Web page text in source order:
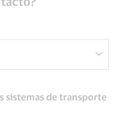
sistemas de transporte